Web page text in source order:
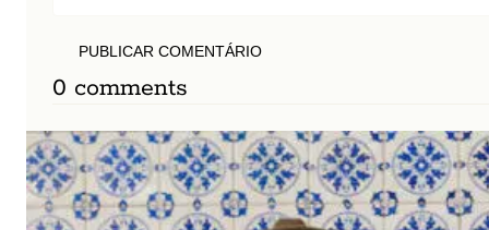
PUBLICAR COMENTÁRIO
0 comments